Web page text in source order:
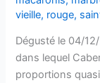
vieille, rouge,
Dégusté le 04/
dans lequel
proportions